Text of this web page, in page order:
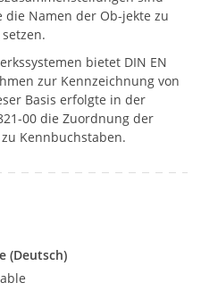
Namen der Ob-jekte zu
bietet DIN EN
zur Kennzeichnung von
Basis erfolgte in der
00 die Zuordnung der
Kennbuchstaben.
(Deutsch)